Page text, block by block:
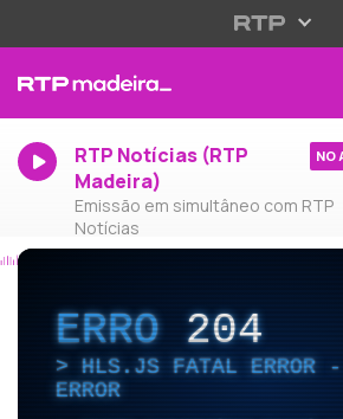
RTP Notícias (RTP
Madeira)
Emissão em simultâneo com RTP
Notícias
NO
ERRO204
HLS.JS FATAL ERROR -
ERROR